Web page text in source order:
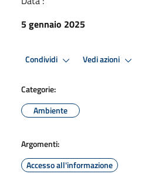
5 gennaio 2025
Condividi Vedi azioni
Categorie:
Ambiente
Argomenti:
Accesso all'informazione